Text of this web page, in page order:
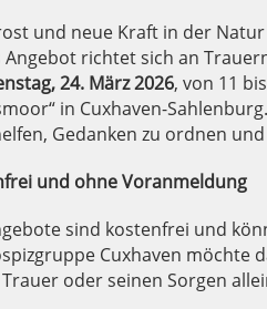
und neue Kraft in der
Angebot richtet sich an
24. März 2026, von 11
in Cuxhaven-
Gedanken zu ordnen
und ohne Voranmeldung
sind kostenfrei und
Cuxhaven möchte
oder seinen Sorgen